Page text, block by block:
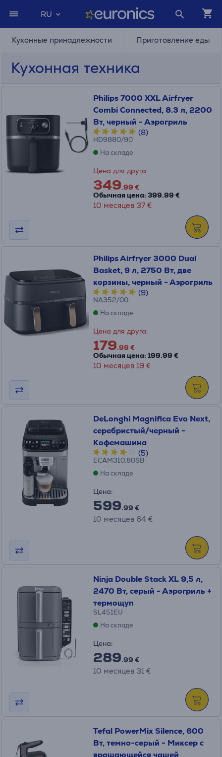
RU
Кухонные принадлежности Приготовление еды
Кухонная техника
Philips 7000 XXL Airfryer
Combi Connected, 8.3 л, 2200
Вт, черный - Аэрогриль
(8)
HD9880/90
На складе
Цена для друга:
349.99 €
Обычная цена: 399.99 €
10 месяцев 37 €
Philips Airfryer 3000 Dual
Basket, 9 л, 2750 Вт, две
корзины, черный - Аэрогриль
(9)
NA352/00
На складе
Цена для друга:
179.99 €
Обычная цена: 199.99 €
10 месяцев 19 €
DeLonghi Magnifica Evo Next,
серебристый/черный -
Кофемашина
(5)
ECAM310.80SB
На складе
Цена:
599.99 €
10 месяцев 64 €
Ninja Double Stack XL 9,5 л,
2470 Вт, серый - Аэрогриль +
термощуп
SL451EU
На складе
Цена:
289.99 €
10 месяцев 31 €
Tefal PowerMix Silence, 600
Вт, темно-серый - Миксер с
вращающейся чашей